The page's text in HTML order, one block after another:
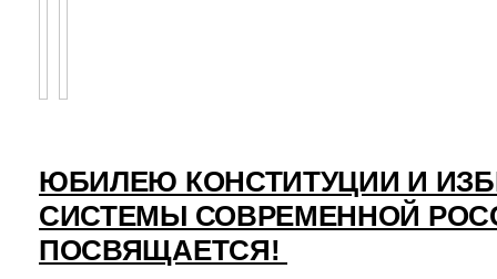
ЮБИЛЕЮ КОНСТИТУЦИИ И
СИСТЕМЫ СОВРЕМЕННОЙ
ПОСВЯЩАЕТСЯ!